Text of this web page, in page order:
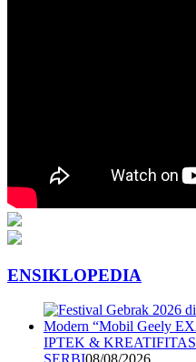
ENSIKLOPEDIA
IPTEK & KREATIFITAS